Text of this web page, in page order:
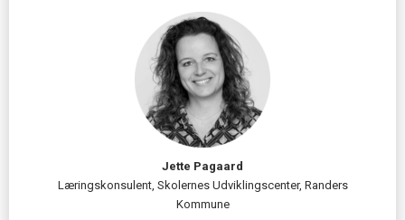
Jette Pagaard
Læringskonsulent, Skolernes Udviklingscenter, Randers
Kommune